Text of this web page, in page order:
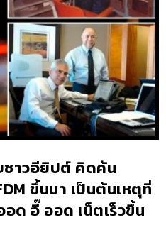
ชาวอียิปต์ คิดค้น
ขึ้นมา เป็นต้นเหตุที่
ด อี๊ ออด เน็ตเร็วขึ้น